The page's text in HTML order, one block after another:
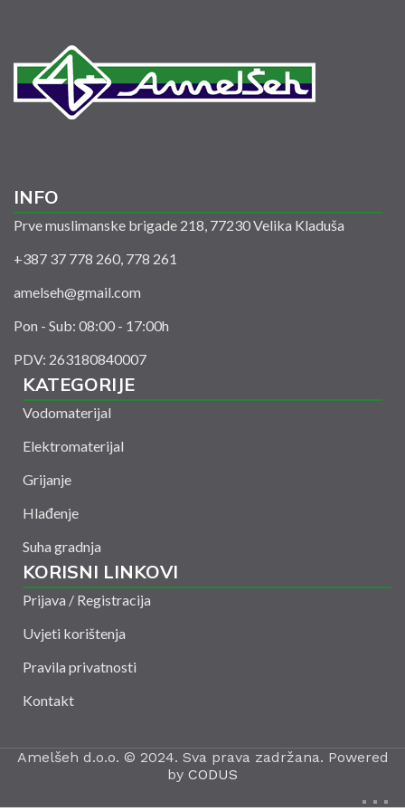
INFO
Prve muslimanske brigade 218, 77230 Velika Kladuša
+387 37 778 260, 778 261
amelseh@gmail.com
Pon - Sub: 08:00 - 17:00h
PDV: 263180840007
KATEGORIJE
Vodomaterijal
Elektromaterijal
Grijanje
Hlađenje
Suha gradnja
KORISNI LINKOVI
Prijava / Registracija
Uvjeti korištenja
Pravila privatnosti
Kontakt
Amelšeh d.o.o. © 2024. Sva prava zadržana. Powered
by CODUS